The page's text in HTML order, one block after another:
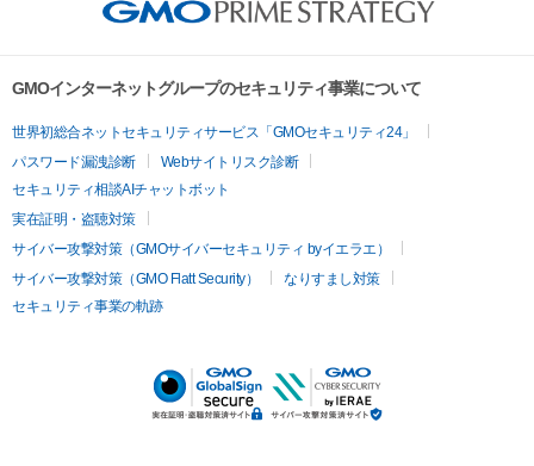
GMOインターネットグループのセキュリティ事業について
世界初総合ネットセキュリティサービス「GMOセキュリティ24」
パスワード漏洩診断
Webサイトリスク診断
セキュリティ相談AIチャットボット
実在証明・盗聴対策
サイバー攻撃対策（GMOサイバーセキュリティ byイエラエ）
サイバー攻撃対策（GMO Flatt Security）
なりすまし対策
セキュリティ事業の軌跡